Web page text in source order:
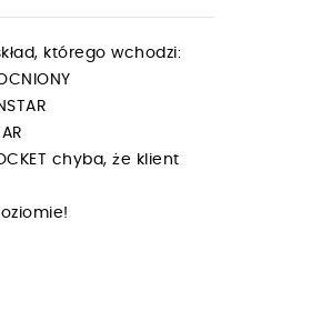
którego wchodzi:
chyba, że klient